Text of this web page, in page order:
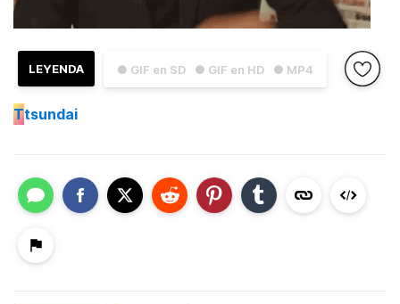
● GIF en SD ● GIF en HD ● MP4
LEYENDA
Ttsundai